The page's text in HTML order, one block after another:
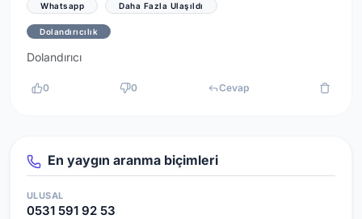
Whatsapp Daha Fazla Ulaşıldı
Dolandırıcılık
Dolandırıcı
0 0 Cevap
En yaygın aranma biçimleri
ULUSAL
0531 591 92 53